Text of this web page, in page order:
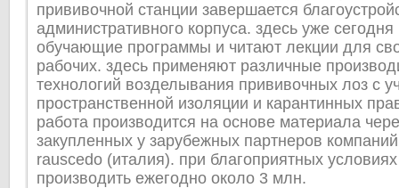
прививочной станции завершается
административного корпуса. здесь уже
обучающие программы и читают лекции для
рабочих. здесь применяют различные
технологий возделывания прививочных лоз с
пространственной изоляции и карантинных
работа производится на основе материала
закупленных у зарубежных партнеров
rauscedo (италия). при благоприятных
производить ежегодно около 3 млн.